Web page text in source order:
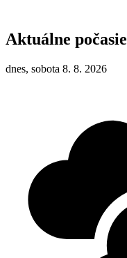
Aktuálne počasie
dnes, sobota 8. 8. 2026